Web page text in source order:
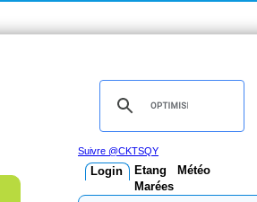
Suivre @CKTSQY
Login Etang
Météo
Marées